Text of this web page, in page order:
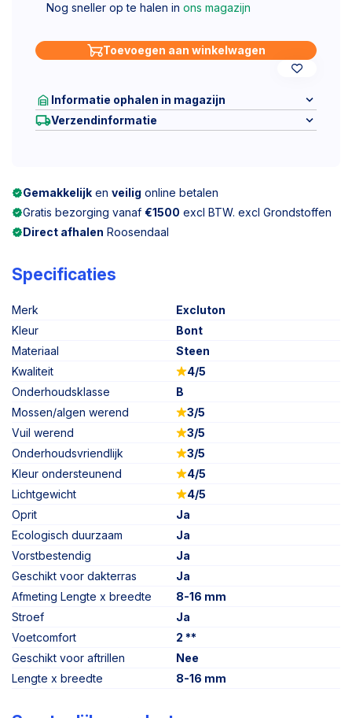
Nog sneller op te halen in ons magazijn
Toevoegen aan winkelwagen
Informatie ophalen in magazijn
Verzendinformatie
Gemakkelijk en veilig online betalen
Gratis bezorging vanaf €1500 excl BTW. excl Grondstoffen
Direct afhalen Roosendaal
Specificaties
Merk
Excluton
Kleur
Bont
Materiaal
Steen
Kwaliteit
4/5
Onderhoudsklasse
B
Mossen/algen werend
3/5
Vuil werend
3/5
Onderhoudsvriendlijk
3/5
Kleur ondersteunend
4/5
Lichtgewicht
4/5
Oprit
Ja
Ecologisch duurzaam
Ja
Vorstbestendig
Ja
Geschikt voor dakterras
Ja
Afmeting Lengte x breedte
8-16 mm
Stroef
Ja
Voetcomfort
2 **
Geschikt voor aftrillen
Nee
Lengte x breedte
8-16 mm